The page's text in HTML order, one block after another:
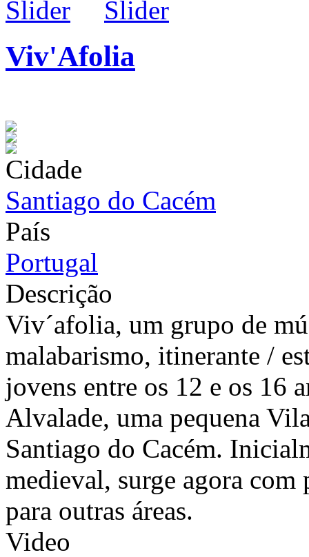
Viv'Afolia
Cidade
Santiago do Cacém
País
Portugal
Descrição
Viv´afolia, um grupo de
malabarismo, itinerante /
jovens entre os 12 e os 16
Alvalade, uma pequena
Santiago do Cacém.
medieval, surge agora
para outras áreas.
Video